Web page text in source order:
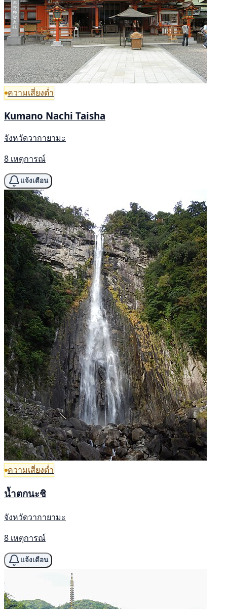
ความเสี่ยงต่ำ
Kumano Nachi Taisha
จังหวัดวากายามะ
8 เหตุการณ์
แจ้งเตือน
ความเสี่ยงต่ำ
น้ำตกนะชิ
จังหวัดวากายามะ
8 เหตุการณ์
แจ้งเตือน